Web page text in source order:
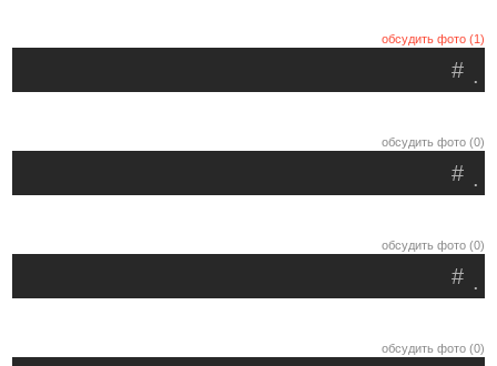
обсудить фото (1)
.
#
обсудить фото (0)
.
#
обсудить фото (0)
.
#
обсудить фото (0)